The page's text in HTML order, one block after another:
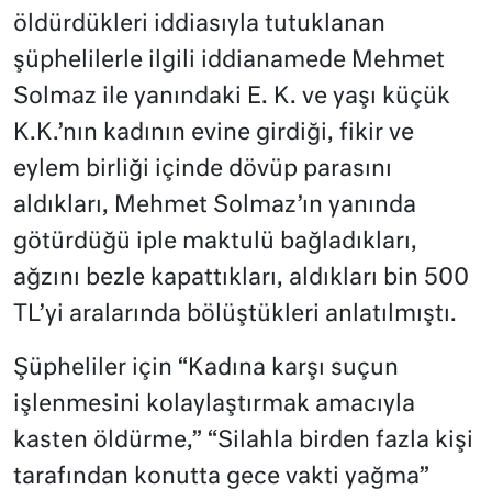
öldürdükleri iddiasıyla tutuklanan
şüphelilerle ilgili iddianamede Mehmet
Solmaz ile yanındaki E. K. ve yaşı küçük
K.K.’nın kadının evine girdiği, fikir ve
eylem birliği içinde dövüp parasını
aldıkları, Mehmet Solmaz’ın yanında
götürdüğü iple maktulü bağladıkları,
ağzını bezle kapattıkları, aldıkları bin 500
TL’yi aralarında bölüştükleri anlatılmıştı.
Şüpheliler için “Kadına karşı suçun
işlenmesini kolaylaştırmak amacıyla
kasten öldürme,” “Silahla birden fazla kişi
tarafından konutta gece vakti yağma”